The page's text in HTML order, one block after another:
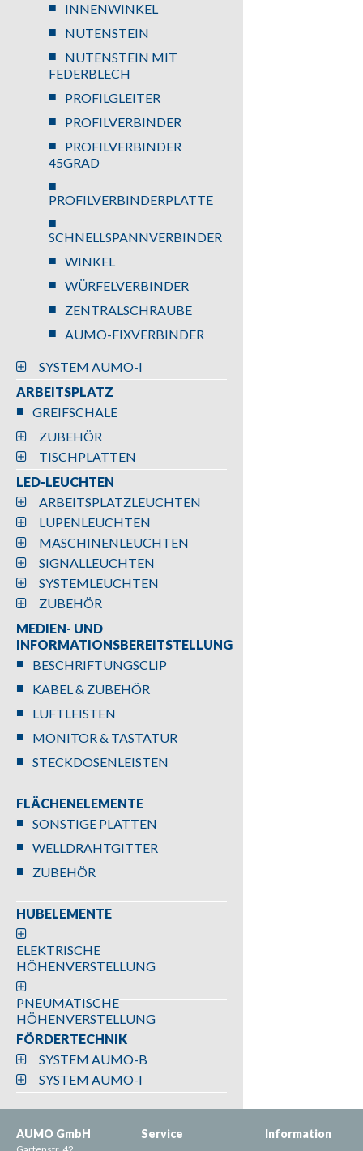
INNENWINKEL
NUTENSTEIN
NUTENSTEIN MIT
FEDERBLECH
PROFILGLEITER
PROFILVERBINDER
PROFILVERBINDER
45GRAD
PROFILVERBINDERPLATTE
SCHNELLSPANNVERBINDER
WINKEL
WÜRFELVERBINDER
ZENTRALSCHRAUBE
AUMO-FIXVERBINDER
SYSTEM AUMO-I
ARBEITSPLATZ
GREIFSCHALE
ZUBEHÖR
TISCHPLATTEN
LED-LEUCHTEN
ARBEITSPLATZLEUCHTEN
LUPENLEUCHTEN
MASCHINENLEUCHTEN
SIGNALLEUCHTEN
SYSTEMLEUCHTEN
ZUBEHÖR
MEDIEN- UND
INFORMATIONSBEREITSTELLUNG
BESCHRIFTUNGSCLIP
KABEL & ZUBEHÖR
LUFTLEISTEN
MONITOR & TASTATUR
STECKDOSENLEISTEN
FLÄCHENELEMENTE
SONSTIGE PLATTEN
WELLDRAHTGITTER
ZUBEHÖR
HUBELEMENTE
ELEKTRISCHE
HÖHENVERSTELLUNG
PNEUMATISCHE
HÖHENVERSTELLUNG
FÖRDERTECHNIK
SYSTEM AUMO-B
SYSTEM AUMO-I
AUMO GmbH Service Information